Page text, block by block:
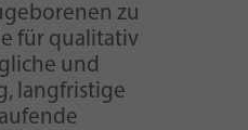
zu
für qualitativ
und
langfristige